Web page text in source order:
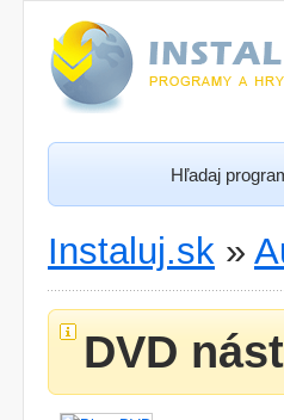
Hľadaj
Instaluj.sk »
DVD